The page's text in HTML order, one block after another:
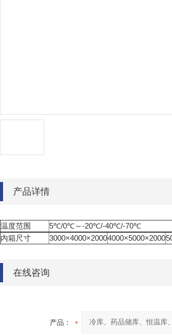
产品详情
温度范围
5℃/0℃～-20℃/-40℃/-70℃
内箱尺寸
3000×4000×20004000×5000×2000
在线咨询
产品：